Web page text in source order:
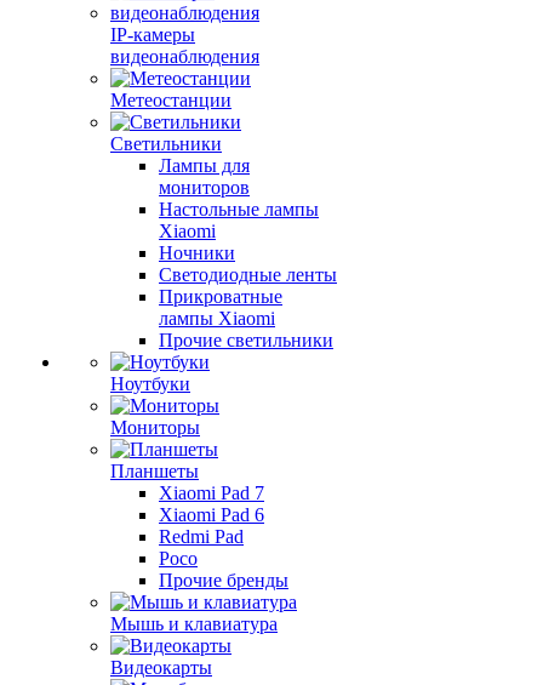
IP-камеры
видеонаблюдения
Метеостанции
Светильники
Лампы для
мониторов
Настольные лампы
Xiaomi
Ночники
Светодиодные ленты
Прикроватные
лампы Xiaomi
Прочие светильники
Ноутбуки
Мониторы
Планшеты
Xiaomi Pad 7
Xiaomi Pad 6
Redmi Pad
Poco
Прочие бренды
Мышь и клавиатура
Видеокарты